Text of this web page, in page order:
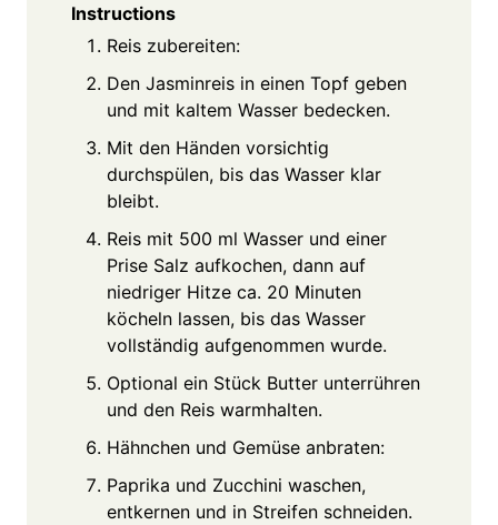
Instructions
Reis zubereiten:
Den Jasminreis in einen Topf geben
und mit kaltem Wasser bedecken.
Mit den Händen vorsichtig
durchspülen, bis das Wasser klar
bleibt.
Reis mit 500 ml Wasser und einer
Prise Salz aufkochen, dann auf
niedriger Hitze ca. 20 Minuten
köcheln lassen, bis das Wasser
vollständig aufgenommen wurde.
Optional ein Stück Butter unterrühren
und den Reis warmhalten.
Hähnchen und Gemüse anbraten:
Paprika und Zucchini waschen,
entkernen und in Streifen schneiden.